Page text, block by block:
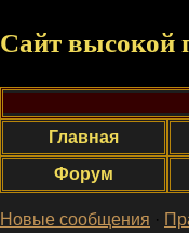
Сайт высокой
Главная
Форум
Новые сообщения ·